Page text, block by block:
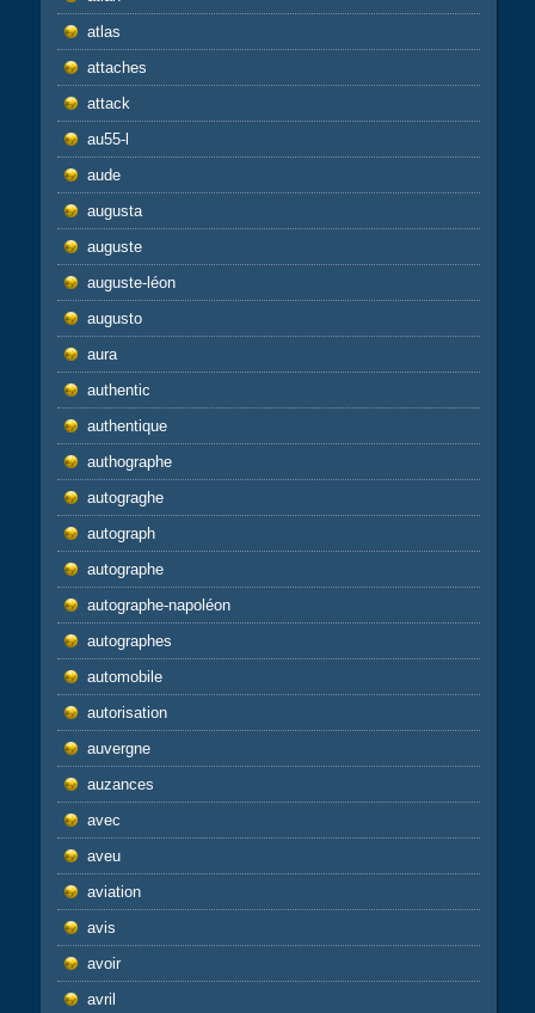
atlas
attaches
attack
au55-l
aude
augusta
auguste
auguste-léon
augusto
aura
authentic
authentique
authographe
autograghe
autograph
autographe
autographe-napoléon
autographes
automobile
autorisation
auvergne
auzances
avec
aveu
aviation
avis
avoir
avril